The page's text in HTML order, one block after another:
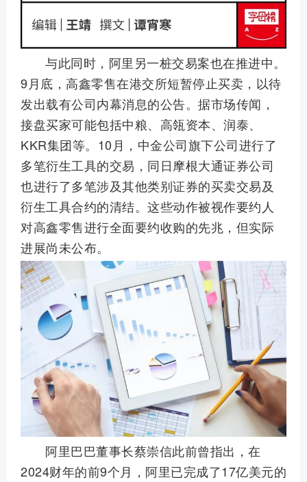
与此同时，阿里另一桩交易案也在推进中。
9月底，高鑫零售在港交所短暂停止买卖，以待
发出载有公司内幕消息的公告。据市场传闻，
接盘买家可能包括中粮、高瓴资本、润泰、
KKR集团等。10月，中金公司旗下公司进行了
多笔衍生工具的交易，同日摩根大通证券公司
也进行了多笔涉及其他类别证券的买卖交易及
衍生工具合约的清结。这些动作被视作要约人
对高鑫零售进行全面要约收购的先兆，但实际
进展尚未公布。
阿里巴巴董事长蔡崇信此前曾指出，在
2024财年的前9个月，阿里已完成了17亿美元的